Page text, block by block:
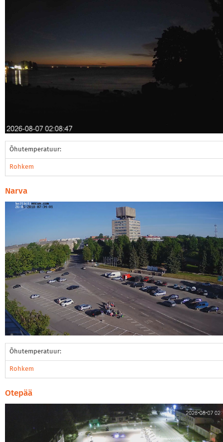
Õhutemperatuur:
Rohkem
Narva
Õhutemperatuur:
Rohkem
Otepää